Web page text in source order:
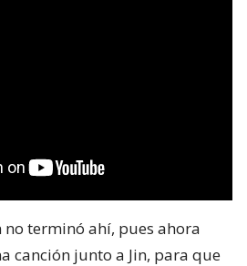
terminó ahí, pues ahora
canción junto a Jin, para que